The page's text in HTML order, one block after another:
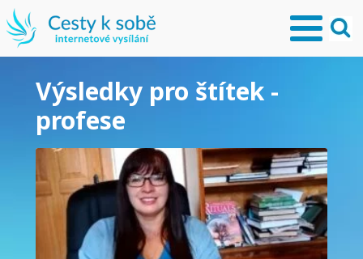
Výsledky pro štítek -
profese